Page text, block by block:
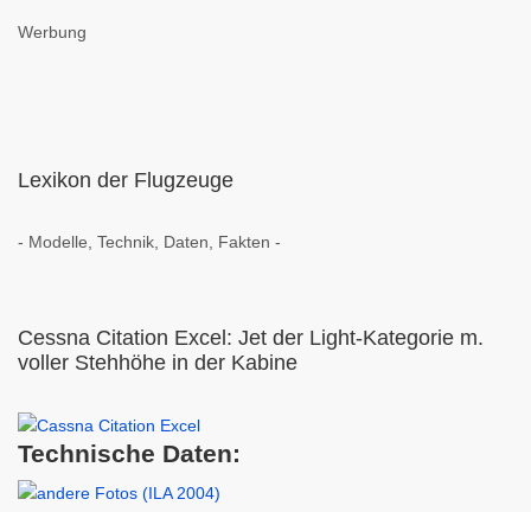
Werbung
Lexikon der Flugzeuge
- Modelle, Technik, Daten, Fakten -
Cessna Citation Excel: Jet der Light-Kategorie m.
voller Stehhöhe in der Kabine
Technische Daten: